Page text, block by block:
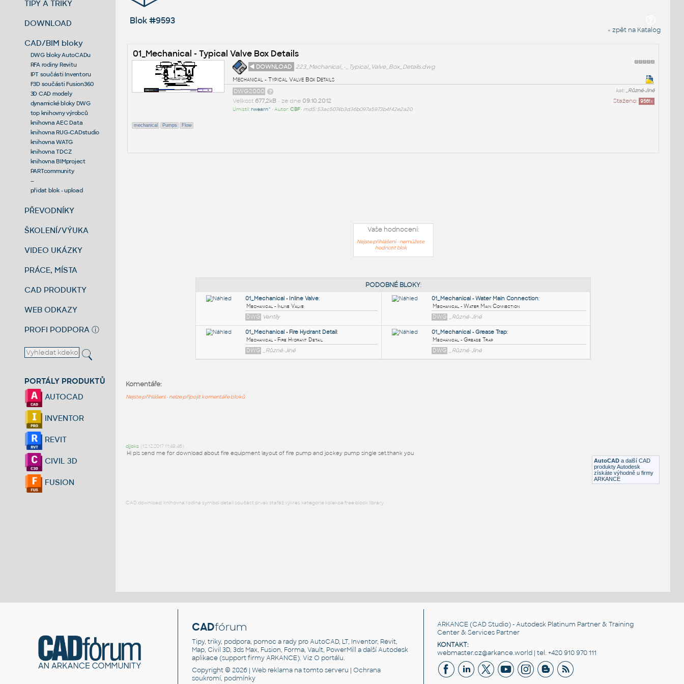
TIPY A TRIKY
DOWNLOAD
CAD/BIM bloky
DWG bloky AutoCADu
RFA rodiny Revitu
IPT součásti Inventoru
F3D součásti Fusion360
3D CAD modely
dynamické bloky DWG
top knihovny výrobců
knihovna AEC Data
knihovna RUG-CADstudio
knihovna WATG
knihovna TDCZ
knihovna BIMproject
PARTcommunity
--
přidat blok - upload
PŘEVODNÍKY
ŠKOLENÍ/VÝUKA
VIDEO UKÁZKY
PRÁCE, MÍSTA
CAD PRODUKTY
WEB ODKAZY
PROFI PODPORA ⓘ
PORTÁLY PRODUKTŮ
AUTOCAD
INVENTOR
REVIT
CIVIL 3D
FUSION
Blok #9593
« zpět na Katalog
01_Mechanical - Typical Valve Box Details
◄ DOWNLOAD
223_Mechanical_-_Typical_Valve_Box_Details.dwg
Mechanical - Typical Valve Box Details
kat:_Různé-Jiné
DWG2000
Staženo: 9561x
Velikost 677,2kB• ze dne 09.10.2012
Umístil:rwearn^ • Autor:CBF• md5: 53ac5074b3d36b097a5973b4f42e2a20
mechanical Pumps Flow
Vaše hodnocení:
Nejste přihlášeni - nemůžete
hodnotit blok
DWG _Různé-Jiné
AutoCAD a další CAD
produkty Autodesk
získáte výhodně u firmy
ARKANCE
Komentáře:
Nejste přihlášeni - nelze připojit komentáře bloků
djjoks (12.12.2017 11:49:46)
Hi pls send me for download about fire equipment layout of fire pump and jockey pump single set.thank you
CAD download: knihovna rodina symbol detail součást prvek stafáž výkres kategorie kolekce free block library
CADfórum
Tipy, triky, podpora, pomoc a rady pro AutoCAD, LT, Inventor, Revit,
Map, Civil 3D, 3ds Max, Fusion, Forma, Vault, PowerMill a další Autodesk
aplikace (support firmy ARKANCE). VizO portálu.
Copyright © 2026 |Web reklama na tomto serveru |Ochrana
soukromí, podmínky
ARKANCE (CAD Studio) - Autodesk Platinum Partner & Training
Center & Services Partner
KONTAKT:
webmaster.cz@arkance.world | tel. +420 910 970 111